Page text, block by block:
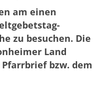
am einen
zu besuchen. Die
Land
bzw. dem